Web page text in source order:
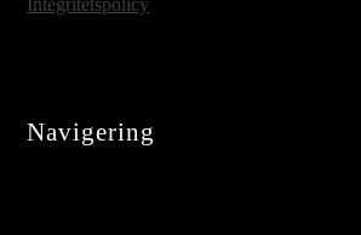
Integritetspolicy
Navigering